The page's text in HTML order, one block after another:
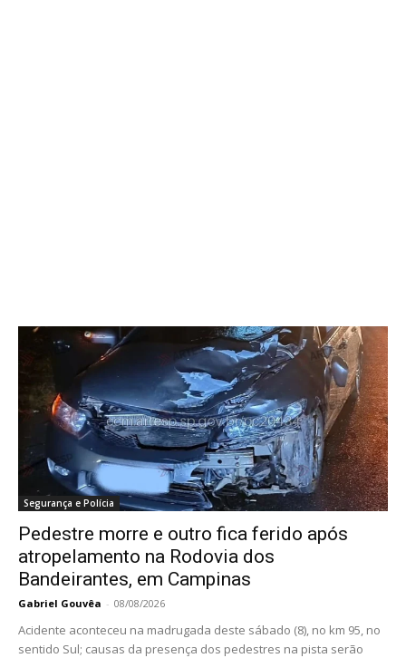
Segurança e Polícia
Pedestre morre e outro fica ferido após
atropelamento na Rodovia dos
Bandeirantes, em Campinas
Gabriel Gouvêa - 08/08/2026
Acidente aconteceu na madrugada deste sábado (8), no km 95, no
sentido Sul; causas da presença dos pedestres na pista serão